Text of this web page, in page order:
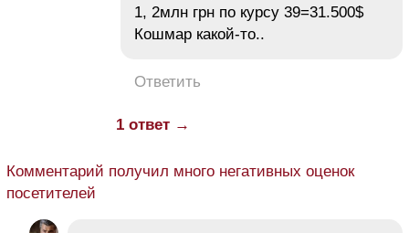
1, 2млн грн по курсу 39=31.500$
Кошмар какой-то..
Ответить
1 ответ →
Комментарий получил много негативных оценок
посетителей